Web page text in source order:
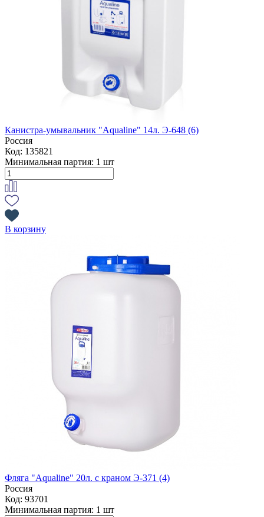
Канистра-умывальник "Aqualine" 14л. Э-648 (6)
Россия
Код: 135821
Минимальная партия: 1 шт
В корзину
Фляга "Aqualine" 20л. с краном Э-371 (4)
Россия
Код: 93701
Минимальная партия: 1 шт